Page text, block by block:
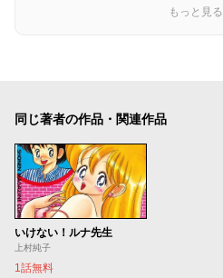
もっと見る
同じ著者の作品・関連作品
いけない！ルナ先生
上村純子
1話無料